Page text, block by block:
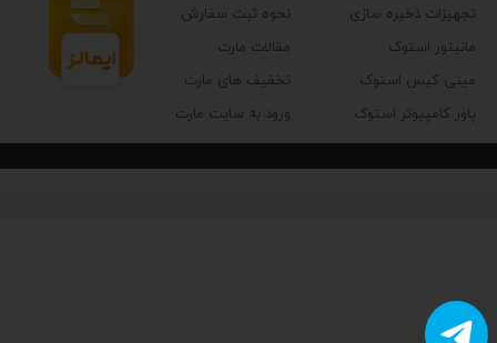
جنس بلوک اتصال
جنس پایپ‌ها
نوع خنک‌کننده
جنس واتر بلاک
تجهیزات ذخیره سازی
مانیتور استوک
مینی کیس استوک
پاور کامپیوتر استوک
نحوه ثبت سفارش
مقالات مارت
تخفیف های مارت
ورود به سایت مارت